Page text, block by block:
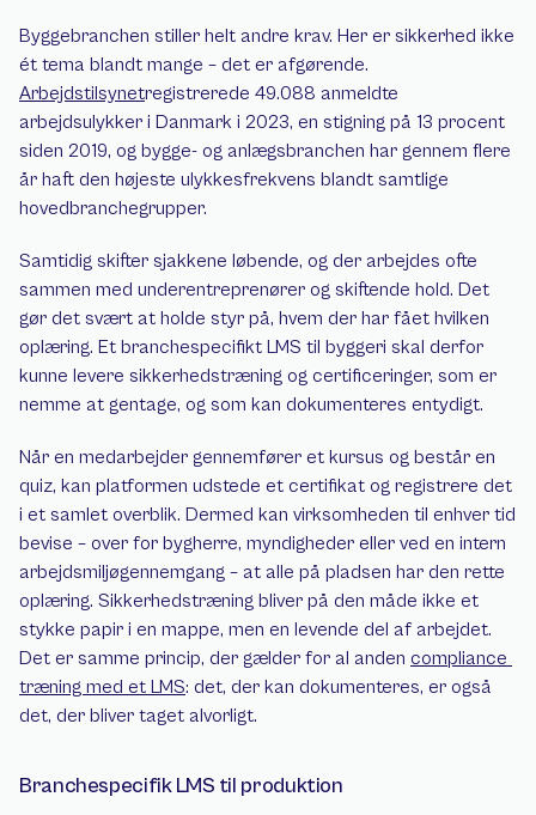
Byggebranchen stiller helt andre krav. Her er sikkerhed ikke
Arbejdstilsynetregistrerede 49.088 anmeldte
arbejdsulykker i Danmark i 2023, en stigning på 13 procent
siden 2019, og bygge- og anlægsbranchen har gennem flere
år haft den højeste ulykkesfrekvens blandt samtlige
hovedbranchegrupper.
Samtidig skifter sjakkene løbende, og der arbejdes ofte
sammen med underentreprenører og skiftende hold. Det
gør det svært at holde styr på, hvem der har fået hvilken
oplæring. Et branchespecifikt LMS til byggeri skal derfor
kunne levere sikkerhedstræning og certificeringer, som er
nemme at gentage, og som kan dokumenteres entydigt.
Når en medarbejder gennemfører et kursus og består en
quiz, kan platformen udstede et certifikat og registrere det
i et samlet overblik. Dermed kan virksomheden til enhver tid
bevise – over for bygherre, myndigheder eller ved en intern
arbejdsmiljøgennemgang – at alle på pladsen har den rette
oplæring. Sikkerhedstræning bliver på den måde ikke et
stykke papir i en mappe, men en levende del af arbejdet.
Det er samme princip, der gælder for al anden compliance
træning med et LMS: det, der kan dokumenteres, er også
det, der bliver taget alvorligt.
Branchespecifik LMS til produktion